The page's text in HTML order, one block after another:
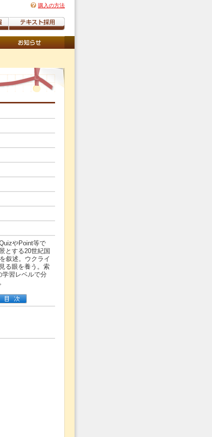
購入の方法
やPoint等で
とする20世紀国
叙述。ウクライ
る眼を養う。索
学習レベルで分